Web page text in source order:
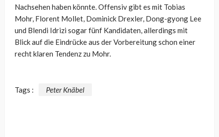
Nachsehen haben könnte. Offensiv gibt es mit Tobias
Mohr, Florent Mollet, Dominick Drexler, Dong-gyong Lee
und Blendi Idrizi sogar fünf Kandidaten, allerdings mit
Blick auf die Eindrücke aus der Vorbereitung schon einer
recht klaren Tendenz zu Mohr.
Tags : Peter Knäbel